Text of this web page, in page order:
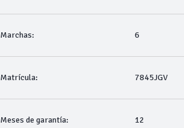
Marchas: 6
Matrícula: 7845JGV
Meses de garantía: 12